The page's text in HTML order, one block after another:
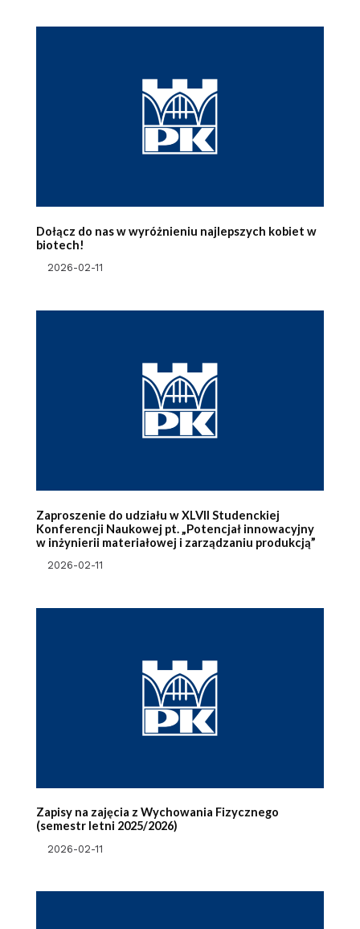
Dołącz do nas w wyróżnieniu najlepszych kobiet w
biotech!
2026-02-11
Zaproszenie do udziału w XLVII Studenckiej
Konferencji Naukowej pt. „Potencjał innowacyjny
w inżynierii materiałowej i zarządzaniu produkcją”
2026-02-11
Zapisy na zajęcia z Wychowania Fizycznego
(semestr letni 2025/2026)
2026-02-11